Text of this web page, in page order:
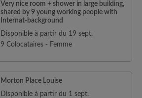
Very nice room + shower in large building,
shared by 9 young working people with
Internat-background
Disponible à partir du 19 sept.
9 Colocataires - Femme
Morton Place Louise
Disponible à partir du 1 sept.